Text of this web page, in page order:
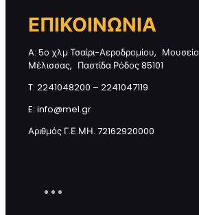
40γρ ποσότητα
ΕΠΙΚΟΙΝΩΝΙΑ
A: 5ο χλμ Τσαίρι-Αεροδρομίου, Μουσείο
Μέλισσας, Παστίδα Ρόδος 85101
T: 2241048200 – 2241047119
E: info@mel.gr
Αριθμός Γ.Ε.ΜΗ. 72162920000